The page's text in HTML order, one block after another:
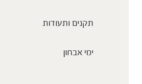
תקנים ותעודות
ימי אבחון